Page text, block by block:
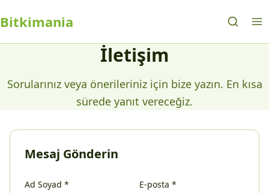
Bitkimania
İletişim
Sorularınız veya önerileriniz için bize yazın. En kısa
sürede yanıt vereceğiz.
Mesaj Gönderin
Ad Soyad * E-posta *